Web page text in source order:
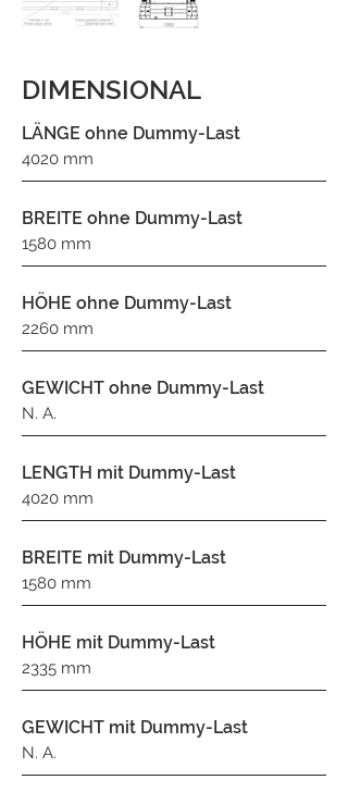
DIMENSIONAL
LÄNGE ohne Dummy-Last
4020 mm
BREITE ohne Dummy-Last
1580 mm
HÖHE ohne Dummy-Last
2260 mm
GEWICHT ohne Dummy-Last
N. A.
LENGTH mit Dummy-Last
4020 mm
BREITE mit Dummy-Last
1580 mm
HÖHE mit Dummy-Last
2335 mm
GEWICHT mit Dummy-Last
N. A.